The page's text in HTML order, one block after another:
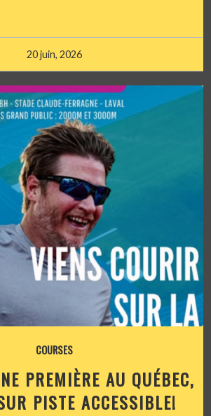
20 juin, 2026
COURSES
PREMIÈRE AU QUÉBEC,
PISTE ACCESSIBLE!